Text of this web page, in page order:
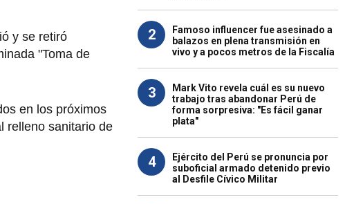
y se retiró
"Toma de
en los próximos
relleno sanitario de
2
Famoso influencer fue asesinado a
balazos en plena transmisión en
vivo y a pocos metros de la Fiscalía
3
Mark Vito revela cuál es su nuevo
trabajo tras abandonar Perú de
forma sorpresiva: "Es fácil ganar
plata"
4
Ejército del Perú se pronuncia por
suboficial armado detenido previo
al Desfile Cívico Militar